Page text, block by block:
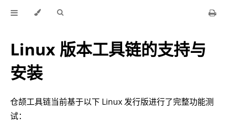
Linux 版本工具链的支持与
安装
仓颉工具链当前基于以下 Linux 发行版进行了完整功能测
试：